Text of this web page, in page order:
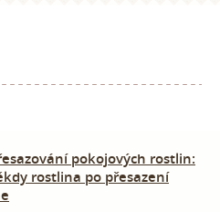
pokojových rostlin:
rostlina po přesazení